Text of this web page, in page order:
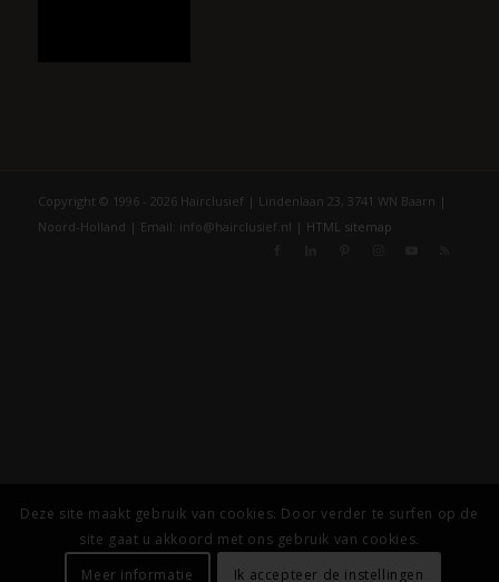
Copyright © 1996 - 2026 Hairclusief | Lindenlaan 23, 3741 WN Baarn |
Noord-Holland | Email: info@hairclusief.nl | HTML sitemap
Deze site maakt gebruik van cookies. Door verder te surfen op de
site gaat u akkoord met ons gebruik van cookies.
Meer informatie
Ik accepteer de instellingen